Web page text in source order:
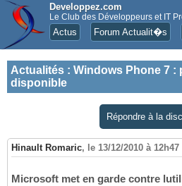
Developpez.com
Le Club des Développeurs et IT
Actus Forum Actualit�s
Actualités : Windows Phone 7 :
disponible
Répondre à la
Hinault Romaric, le 13/12/2010 à 12h47
Microsoft met en garde contre